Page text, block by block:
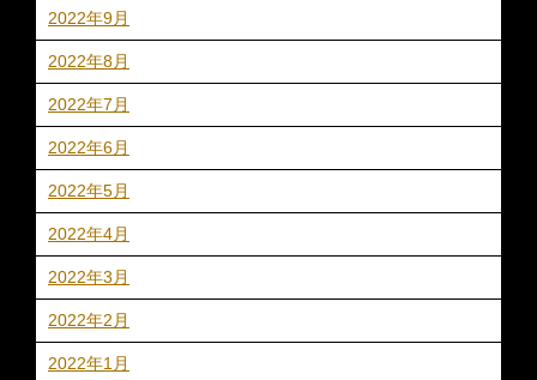
2022年9月
2022年8月
2022年7月
2022年6月
2022年5月
2022年4月
2022年3月
2022年2月
2022年1月